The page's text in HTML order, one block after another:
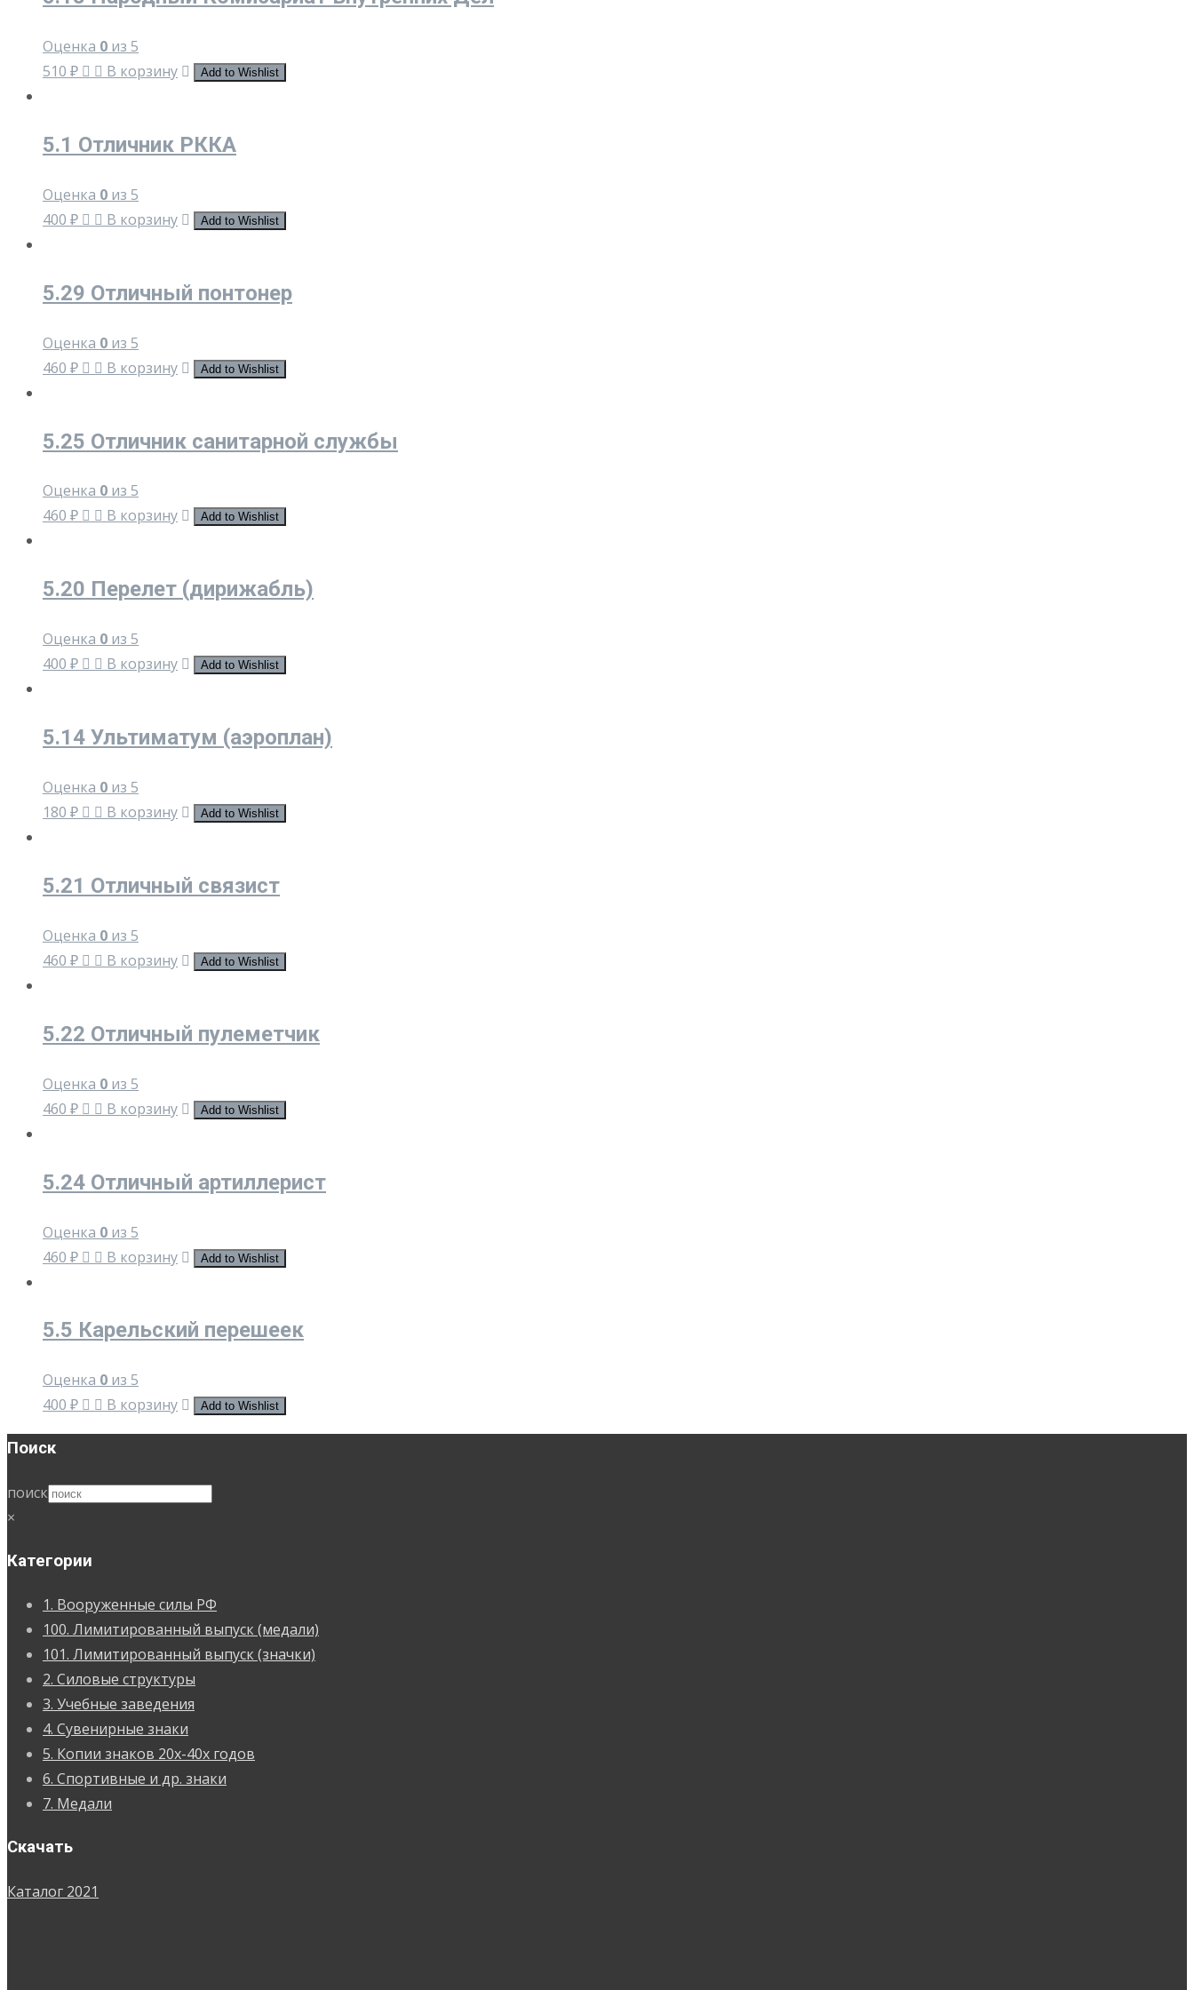
Оценка 0 из 5
510 ₽ В корзину Add to Wishlist
5.1 Отличник РККА
Оценка 0 из 5
400 ₽ В корзину Add to Wishlist
5.29 Отличный понтонер
Оценка 0 из 5
460 ₽ В корзину Add to Wishlist
5.25 Отличник санитарной службы
Оценка 0 из 5
460 ₽ В корзину Add to Wishlist
5.20 Перелет (дирижабль)
Оценка 0 из 5
400 ₽ В корзину Add to Wishlist
5.14 Ультиматум (аэроплан)
Оценка 0 из 5
180 ₽ В корзину Add to Wishlist
5.21 Отличный связист
Оценка 0 из 5
460 ₽ В корзину Add to Wishlist
5.22 Отличный пулеметчик
Оценка 0 из 5
460 ₽ В корзину Add to Wishlist
5.24 Отличный артиллерист
Оценка 0 из 5
460 ₽ В корзину Add to Wishlist
5.5 Карельский перешеек
Оценка 0 из 5
400 ₽ В корзину Add to Wishlist
Поиск
поиск
×
Категории
1. Вооруженные силы РФ
100. Лимитированный выпуск (медали)
101. Лимитированный выпуск (значки)
2. Силовые структуры
3. Учебные заведения
4. Сувенирные знаки
5. Копии знаков 20х-40х годов
6. Спортивные и др. знаки
7. Медали
Скачать
Каталог 2021